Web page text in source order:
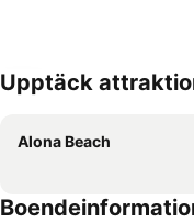
Förstora kartan
Upptäck
Alona Beach